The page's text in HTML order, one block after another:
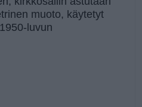
muoto, käytetyt
luvun